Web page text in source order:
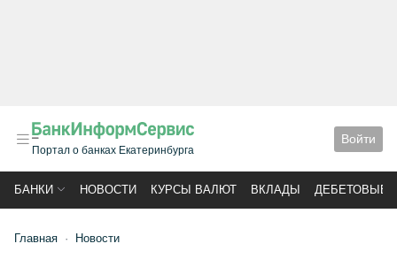
Портал о банках Екатеринбурга
Войти
БАНКИ НОВОСТИ КУРСЫ ВАЛЮТ ВКЛАДЫ ДЕБЕТОВЫЕ
Главная Новости